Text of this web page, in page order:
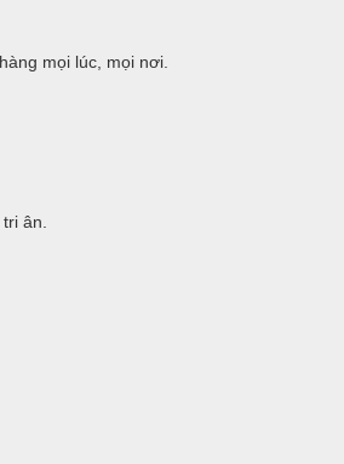
mọi lúc, mọi nơi.
ân.